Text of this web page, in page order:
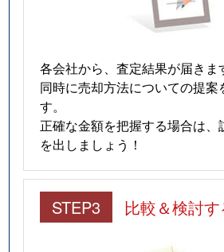
各会社から、査定結果が届きま
同時に売却方法についての提案
す。
正確な金額を把握する場合は、
を出しましょう！
STEP3 比較＆検討す